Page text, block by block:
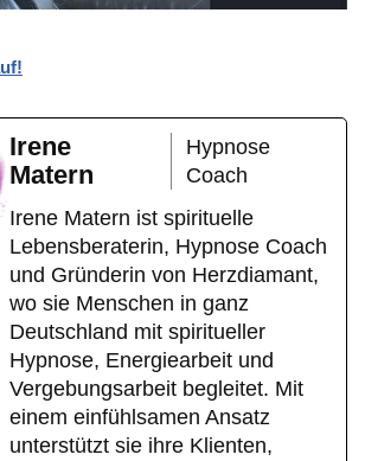
Irene
Matern
Hypnose
Coach
Irene Matern ist spirituelle
Lebensberaterin, Hypnose Coach
und Gründerin von Herzdiamant,
wo sie Menschen in ganz
Deutschland mit spiritueller
Hypnose, Energiearbeit und
Vergebungsarbeit begleitet. Mit
einem einfühlsamen Ansatz
unterstützt sie ihre Klienten,